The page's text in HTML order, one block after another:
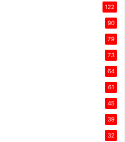
122
90
79
73
64
61
45
39
32